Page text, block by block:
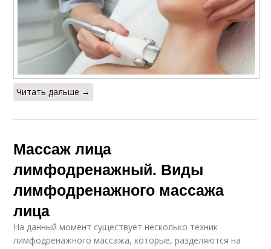
Читать дальше →
Массаж лица
лимфодренажный. Виды
лимфодренажного массажа
лица
На данный момент существует несколько техник
лимфодренажного массажа, которые, разделяются на